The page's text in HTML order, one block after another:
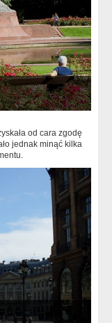
od cara zgodę
jednak minąć kilka